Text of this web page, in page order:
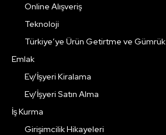
Online Alışveriş
Teknoloji
Türkiye’ye Ürün Getirtme ve Gümrük
Emlak
Ev/İşyeri Kiralama
Ev/İşyeri Satın Alma
İş Kurma
Girişimcilik Hikayeleri